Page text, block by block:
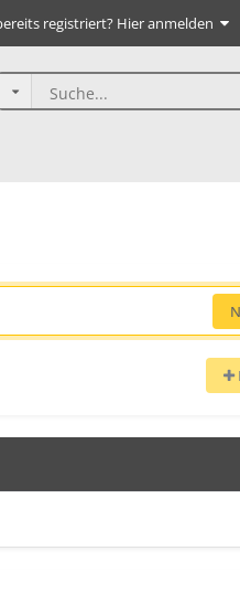
registriert? Hier anmelden